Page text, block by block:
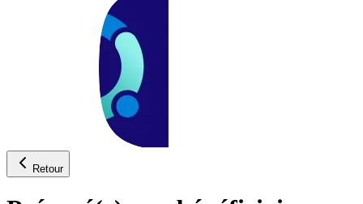
Retour